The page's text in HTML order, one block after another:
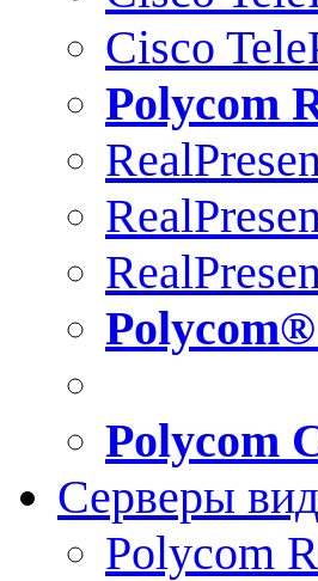
Cisco
Polycom
Polycom
Серверы
Polycom